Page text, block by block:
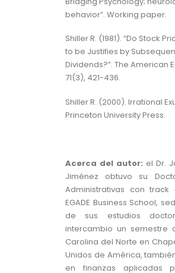
behavior”. Working paper.
Shiller R. (1981). “Do Stock
to be Justifies by
Dividends?”. The American
71(3), 421-436.
Shiller R. (2000). Irrational
Princeton University Press.
Acerca del autor: el Dr.
Jiménez obtuvo su
Administrativas con
EGADE Business School,
de sus estudios
intercambio un semestre
Carolina del Norte en
Unidos de América,
en finanzas aplicadas